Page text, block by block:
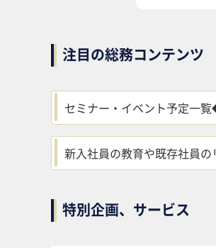
注目の総務コンテンツ
セミナー・イベント予定一
新入社員の教育や既存社員の
特別企画、サービス